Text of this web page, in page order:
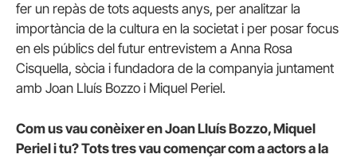
fer un repàs de tots aquests anys, per analitzar la
importància de la cultura en la societat i per posar focus
en els públics del futur entrevistem a Anna Rosa
Cisquella, sòcia i fundadora de la companyia juntament
amb Joan Lluís Bozzo i Miquel Periel.
Com us vau conèixer en Joan Lluís Bozzo, Miquel
Periel i tu? Tots tres vau començar com a actors a la